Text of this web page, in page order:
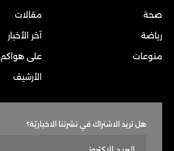
صحة
رياضة
منوعات
مقالات
آخر الأخبار
على هواكم
الأرشيف
هل تريد الاشتراك في نشرتنا الاخباريّة؟